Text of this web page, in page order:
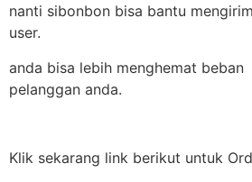
nanti sibonbon bisa bantu
user.
anda bisa lebih menghemat
pelanggan anda.
Klik sekarang link berikut untuk